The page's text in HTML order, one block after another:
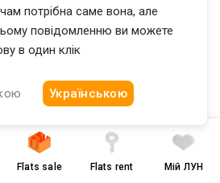
$ 300 per m²
на подвірʼї, світло. Треба доробити
Срочно!!! Торг!!! Додатково:
Flats sale Flats rent Мій ЛУН
потрібна саме вона, але
повідомленню ви можете
в один клік
Українською